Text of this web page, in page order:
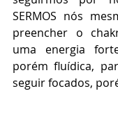
SERMOS nós
preencher o
uma energia
porém fluídica,
seguir focados,